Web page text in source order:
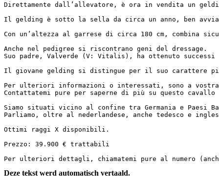
Direttamente dall’allevatore, è ora in vendita un
Il gelding è sotto la sella da circa un anno, ben
Con un’altezza al garrese di circa 180 cm, combina
Anche nel pedigree si riscontrano geni del dressage.
Suo padre, Valverde (V: Vitalis), ha ottenuto
Il giovane gelding si distingue per il suo carattere
Per ulteriori informazioni o interessati, sono a
Contattatemi pure per saperne di più su questo
Siamo situati vicino al confine tra Germania e Paesi
Parliamo, oltre al nederlandese, anche tedesco e
Ottimi raggi X disponibili.
Prezzo: 39.900 € trattabili
Per ulteriori dettagli, chiamatemi pure al numero (anche
Deze tekst werd automatisch vertaald.